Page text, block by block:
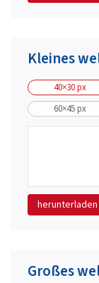
Kleines
40×30 px
60×45 px
herunterladen
Großes